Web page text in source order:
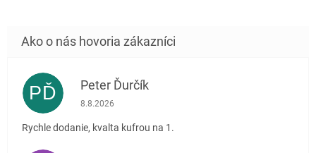
PĎ Peter Ďurčík
Hodnotenie obchodu je 5 z 5 hviezdičiek.
8.8.2026
Rychle dodanie, kvalta kufrou na 1.